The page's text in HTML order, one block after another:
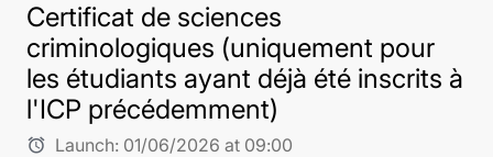
Certificat de sciences
criminologiques (uniquement pour
les étudiants ayant déjà été inscrits à
l'ICP précédemment)
alarm Launch: 01/06/2026 at 09:00